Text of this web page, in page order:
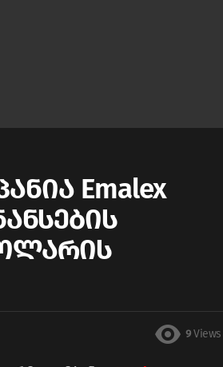
Emalex
9 Views